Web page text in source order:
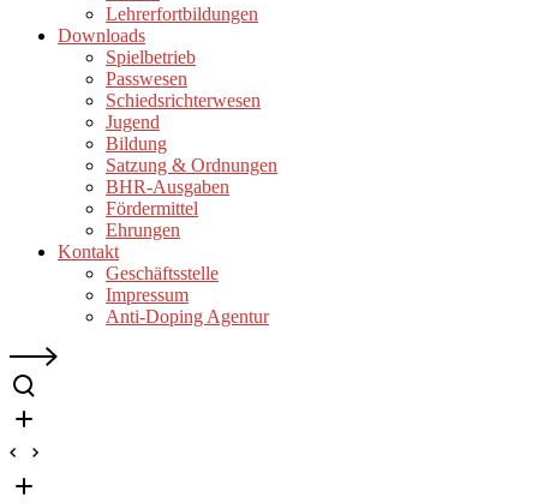
Lehrerfortbildungen
Downloads
Spielbetrieb
Passwesen
Schiedsrichterwesen
Jugend
Bildung
Satzung & Ordnungen
BHR-Ausgaben
Fördermittel
Ehrungen
Kontakt
Geschäftsstelle
Impressum
Anti-Doping Agentur